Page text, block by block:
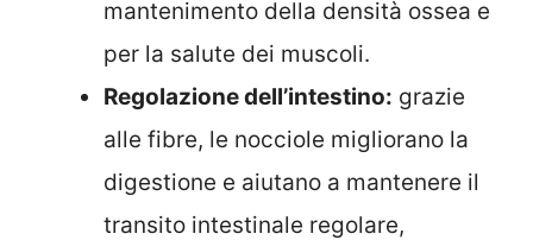
mantenimento della densità ossea e
per la salute dei muscoli.
Regolazione dell’intestino: grazie
alle fibre, le nocciole migliorano la
digestione e aiutano a mantenere il
transito intestinale regolare,